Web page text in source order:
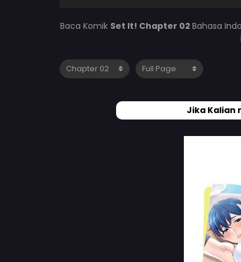
Baca Komik Set It! Chapter 02 Bahasa
Jika Kalian